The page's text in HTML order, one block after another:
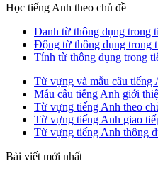
Học tiếng Anh theo chủ đề
Danh từ thông dụng trong
Động từ thông dụng trong
Tính từ thông dụng trong
Từ vựng và mẫu câu tiếng
Mẫu câu tiếng Anh giới
Từ vựng tiếng Anh theo
Từ vựng tiếng Anh giao
Từ vựng tiếng Anh thông
Bài viết mới nhất